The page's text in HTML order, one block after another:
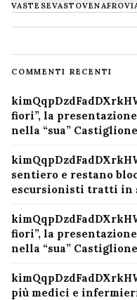
VASTESEVASTOVENAFRO
COMMENTI RECENTI
fiori”, la
nella “sua”
sentiero e restano
escursionisti tratti in
fiori”, la
nella “sua”
più medici e